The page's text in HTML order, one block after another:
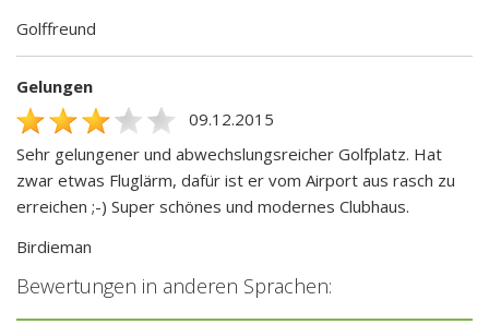
Golffreund
Gelungen
09.12.2015
Sehr gelungener und abwechslungsreicher Golfplatz. Hat
zwar etwas Fluglärm, dafür ist er vom Airport aus rasch zu
erreichen ;-) Super schönes und modernes Clubhaus.
Birdieman
Bewertungen in anderen Sprachen: